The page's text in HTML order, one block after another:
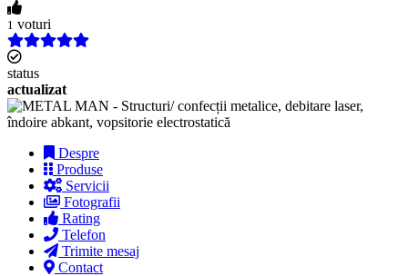
1 voturi
status
actualizat
Despre
Produse
Servicii
Fotografii
Rating
Telefon
Trimite mesaj
Contact